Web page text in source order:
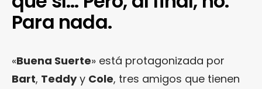
Para nada.
«Buena Suerte» está protagonizada por
Bart, Teddyy Cole, tres amigos que tienen